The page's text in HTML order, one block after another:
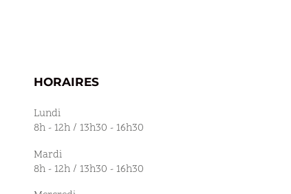
HORAIRES
Lundi
8h - 12h / 13h30 - 16h30
Mardi
8h - 12h / 13h30 - 16h30